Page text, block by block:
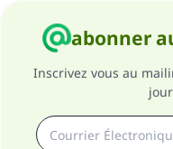
abonner
Inscrivez vous au